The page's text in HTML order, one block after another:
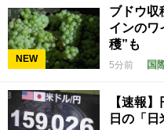
NEW
ブドウ
インのワ
穫”も
5分前 国
【速報
日の「